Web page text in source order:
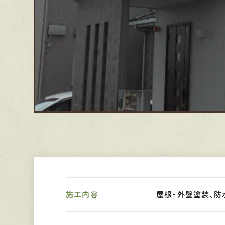
施工内容 屋根・外壁塗装、防